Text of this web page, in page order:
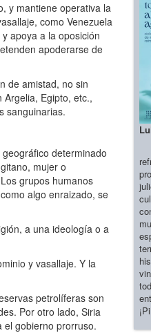
y mantiene operativa la
como Venezuela
apoya a la oposición
apoderarse de
de amistad, no sin
Egipto, etc.,
sanguinarias.
determinado
mujer o
grupos humanos
algo enraizado, se
a una ideología o a
y vasallaje. Y la
petrolíferas son
Por otro lado, Siria
el gobierno prorruso.